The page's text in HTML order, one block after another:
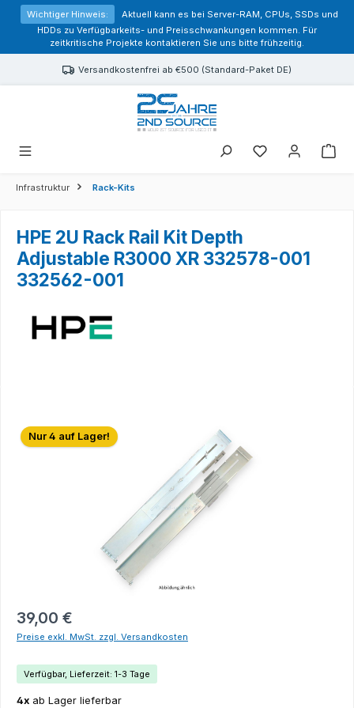
springen
Wichtiger Hinweis:
Aktuell kann es bei Server-RAM, CPUs, SSDs und
HDDs zu Verfügbarkeits- und Preisschwankungen kommen. Für
zeitkritische Projekte kontaktieren Sie uns bitte frühzeitig.
Versandkostenfrei ab €500 (Standard-Paket DE)
Sie haben 0
Infrastruktur Rack-Kits
HPE 2U Rack Rail Kit Depth
Adjustable R3000 XR 332578-001
332562-001
Bildergalerie überspringen
Nur 4 auf Lager!
39,00 €
Preise exkl. MwSt. zzgl. Versandkosten
Verfügbar, Lieferzeit: 1-3 Tage
4x ab Lager lieferbar